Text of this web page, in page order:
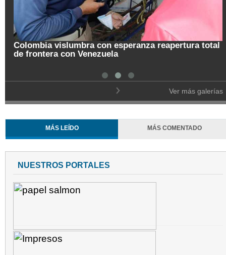
Pregón de la Noche del Fuego en Salamina
Ver más galerías
MÁS LEÍDO MÁS COMENTADO
NUESTROS PORTALES